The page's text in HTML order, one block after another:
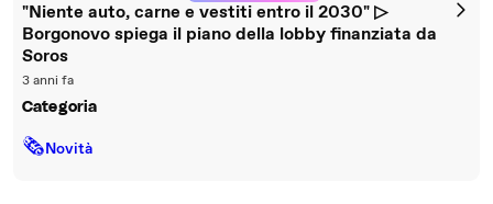
"Niente auto, carne e vestiti entro il 2030" ▷
Borgonovo spiega il piano della lobby finanziata da
Soros
3 anni fa
Categoria
🗞Novità